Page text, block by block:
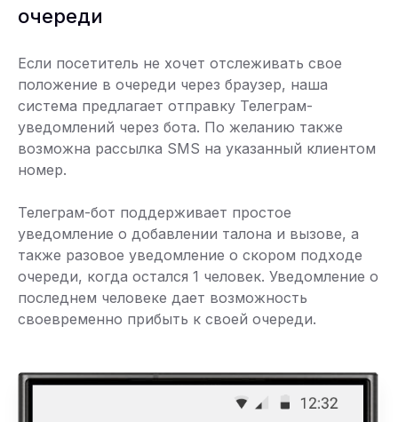
очереди
Если посетитель не хочет отслеживать свое
положение в очереди через браузер, наша
система предлагает отправку Телеграм-
уведомлений через бота. По желанию также
возможна рассылка SMS на указанный клиентом
номер.
Телеграм-бот поддерживает простое
уведомление о добавлении талона и вызове, а
также разовое уведомление о скором подходе
очереди, когда остался 1 человек. Уведомление о
последнем человеке дает возможность
своевременно прибыть к своей очереди.